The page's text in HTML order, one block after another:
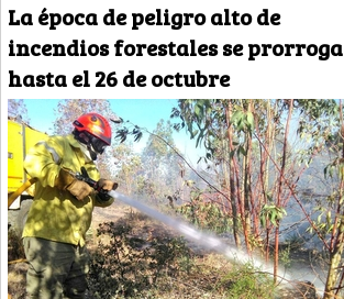
La época de peligro alto de
incendios forestales se prorroga
hasta el 26 de octubre